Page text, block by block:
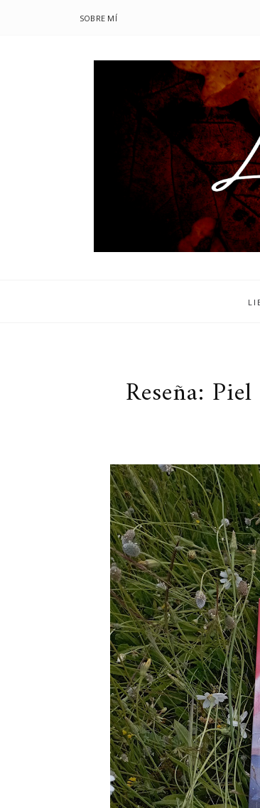
SOBRE MÍ
Reseña: